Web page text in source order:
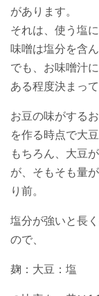
があります。
それは、使う塩
味噌は塩分を含
でも、お味噌汁
ある程度決まって
お豆の味がする
を作る時点で大
もちろん、大豆
が、そもそも量
り前。
塩分が強いと長
ので、
麹：大豆：塩